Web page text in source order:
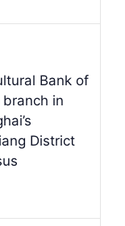
Bank of
branch in
District